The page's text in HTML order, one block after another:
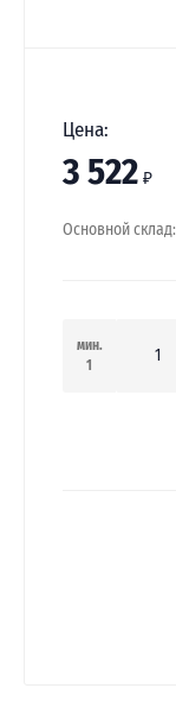
Цена:
3 522 ₽
Основной склад:
мин.
1